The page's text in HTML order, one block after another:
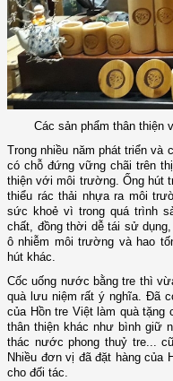
Các sản phẩm thân thiện
Trong nhiều năm phát triển và
có chỗ đứng vững chãi trên
thiện với môi trường. Ống hút
thiểu rác thải nhựa ra môi
sức khoẻ vì trong quá trình
chất, đồng thời dễ tái sử
ô nhiễm môi trường và hao
hút khác.
Cốc uống nước bằng tre thì
quà lưu niệm rất ý nghĩa. Đã
của Hồn tre Việt làm quà tặng
thân thiện khác như bình giữ
thác nước phong thuỷ tre...
Nhiều đơn vị đã đặt hàng của
cho đối tác.